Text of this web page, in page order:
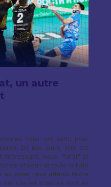
un autre
nous ont suffi, pour
De nos jours, tout est
intéressant.: nous, "Ural" et
chacun et toute la lutte
soleil nous attend. Notre
difficile (et d'autres sont en